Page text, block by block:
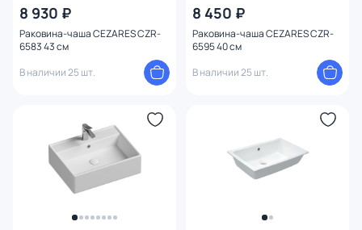
8 930 ₽
Раковина-чаша CEZARES CZR-
6583 43 см
В наличии 25 шт.
8 450 ₽
Раковина-чаша CEZARES CZR-
6595 40 см
В наличии 25 шт.